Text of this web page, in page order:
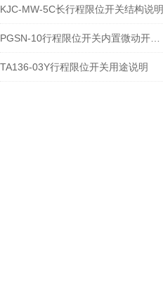
KJC-MW-5C长行程限位开关结构说明
TA136-03Y行程限位开关用途说明